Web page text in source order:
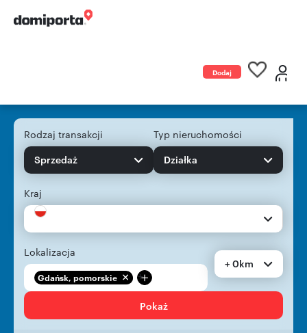
Dodaj
Rodzaj transakcji
Sprzedaż
Typ nieruchomości
Działka
Kraj
Lokalizacja
Gdańsk, pomorskie +
+ 0km
Pokaż